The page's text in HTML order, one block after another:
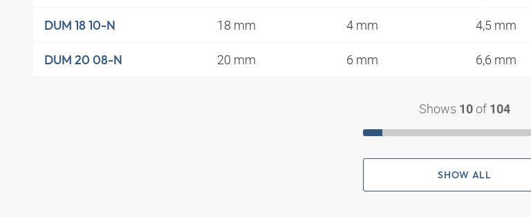
DUM 18 10-N 18 mm 4 mm 4,5 mm
DUM 20 08-N 20 mm 6 mm 6,6 mm
Shows 10 of 104
SHOW ALL